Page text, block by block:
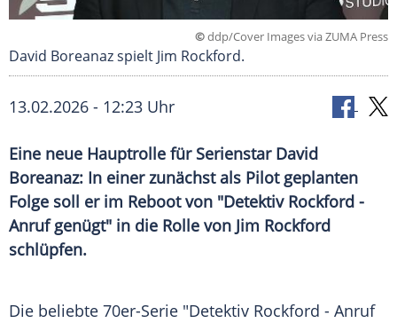
©ddp/Cover Images via ZUMA Press
David Boreanaz spielt Jim Rockford.
13.02.2026 - 12:23 Uhr
Eine neue Hauptrolle für Serienstar David
Boreanaz: In einer zunächst als Pilot geplanten
Folge soll er im Reboot von "Detektiv Rockford -
Anruf genügt" in die Rolle von Jim Rockford
schlüpfen.
Die beliebte 70er-Serie "Detektiv Rockford - Anruf